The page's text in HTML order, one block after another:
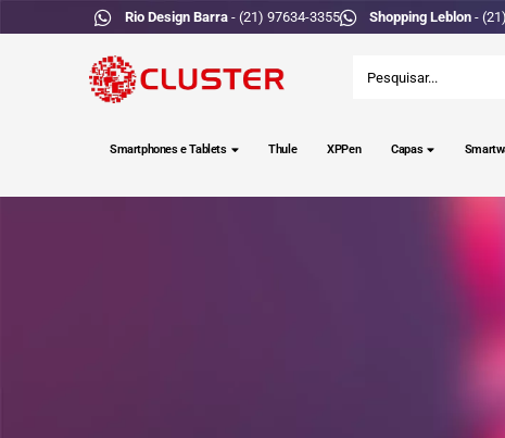
Rio Design Barra- (21) 97634-3355 Shopping Leblon -
Smartphones e Tablets Thule XPPen Capas